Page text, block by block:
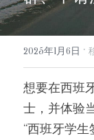
2025年1月6日 ·
想要在西班
士，并体验
“西班牙学生